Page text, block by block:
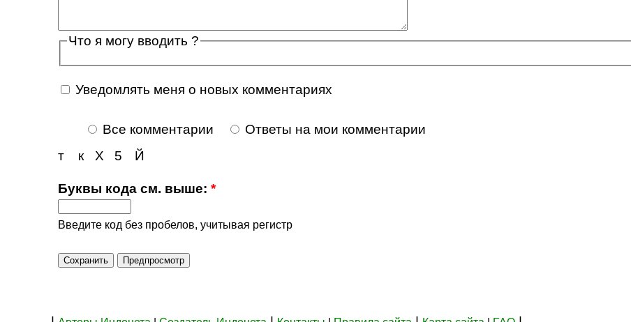
Что я могу вводить ?
Уведомлять меня о новых комментариях
Все комментарии
Ответы на мои комментарии
к
Х Й
5
т
Буквы кода см. выше: *
Введите код без пробелов, учитывая регистр